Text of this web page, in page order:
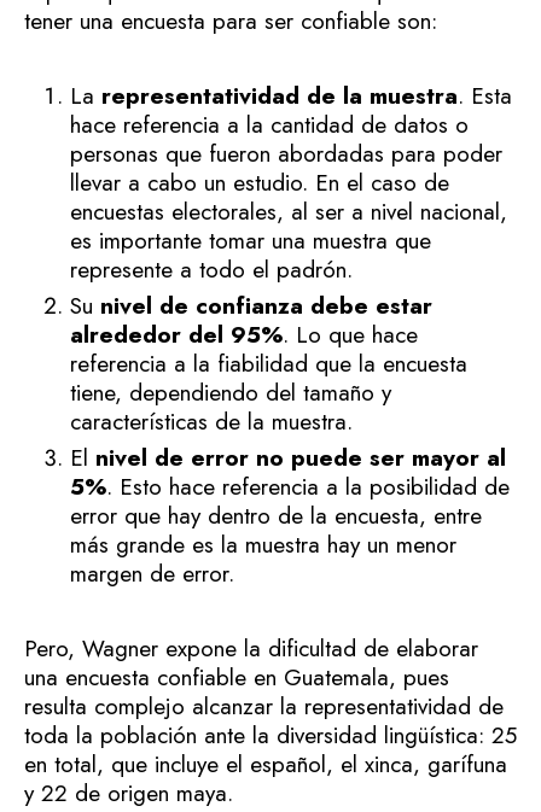
tener una encuesta para ser confiable son:
La representatividad de la muestra. Esta
hace referencia a la cantidad de datos o
personas que fueron abordadas para poder
llevar a cabo un estudio. En el caso de
encuestas electorales, al ser a nivel nacional,
es importante tomar una muestra que
represente a todo el padrón.
Su nivel de confianza debe estar
alrededor del 95%. Lo que hace
referencia a la fiabilidad que la encuesta
tiene, dependiendo del tamaño y
características de la muestra.
El nivel de error no puede ser mayor al
5%. Esto hace referencia a la posibilidad de
error que hay dentro de la encuesta, entre
más grande es la muestra hay un menor
margen de error.
Pero, Wagner expone la dificultad de elaborar
una encuesta confiable en Guatemala, pues
resulta complejo alcanzar la representatividad de
toda la población ante la diversidad lingüística: 25
en total, que incluye el español, el xinca, garífuna
y 22 de origen maya.